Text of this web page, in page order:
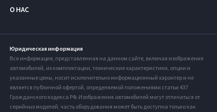
О НАС
Юридическая информация
Вся информация, представленная на данном сайте, включая изображения
автомобилей, их комплектации, технические характеристики, опции и
указанные цены, носит исключительно информационный характер и не
является публичной офертой, определяемой положениями статьи 437
Гражданского кодекса РФ. Изображения автомобилей могут отличаться от
серийных моделей, часть оборудования может быть доступна только как